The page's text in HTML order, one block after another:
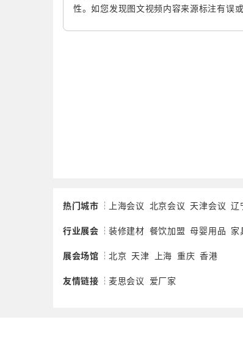
性。如您发现图文视频内容来源标注有误
热门城市 上海会议 北京会议 天津会议 辽
行业展会 装修建材 餐饮加盟 母婴用品 家
展会场馆 北京 天津 上海 重庆 香港
友情链接 麦思会议 爱厂家